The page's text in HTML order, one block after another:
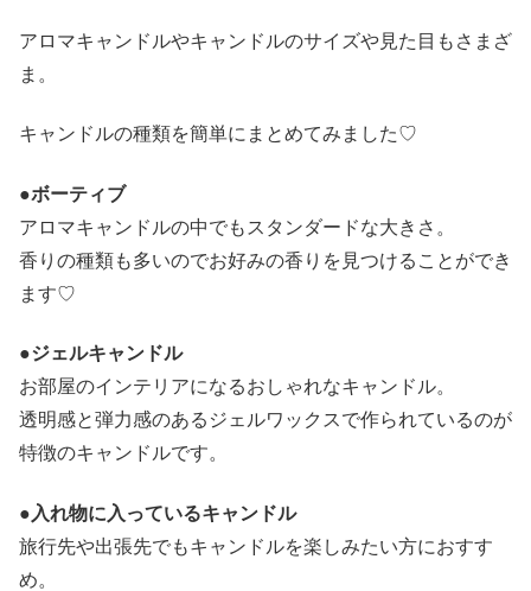
アロマキャンドルやキャンドルのサイズや見た目もさまざ
ま。
キャンドルの種類を簡単にまとめてみました♡
●ボーティブ
アロマキャンドルの中でもスタンダードな大きさ。
香りの種類も多いのでお好みの香りを見つけることができ
ます♡
●ジェルキャンドル
お部屋のインテリアになるおしゃれなキャンドル。
透明感と弾力感のあるジェルワックスで作られているのが
特徴のキャンドルです。
●入れ物に入っているキャンドル
旅行先や出張先でもキャンドルを楽しみたい方におすす
め。